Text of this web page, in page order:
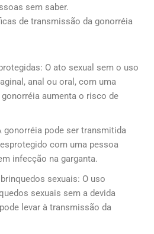
sem saber.
de transmissão da gonorréia
O ato sexual sem o uso
anal ou oral, com uma
aumenta o risco de
gonorréia pode ser transmitida
com uma pessoa
infecção na garganta.
sexuais: O uso
sexuais sem a devida
levar à transmissão da